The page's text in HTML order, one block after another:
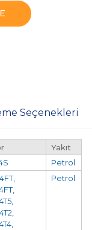
Seçenekleri
Yakıt
Petrol
Petrol